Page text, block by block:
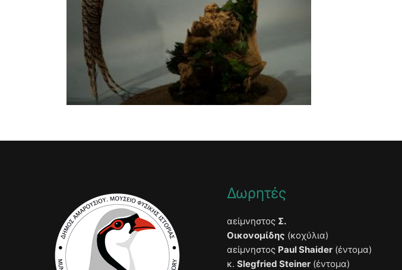
Δωρητές
αείμνηστος Σ.
Οικονομίδης (κοχύλια)
αείμνηστος Paul Shaider (έντομα)
κ. Slegfried Steiner (έντομα)